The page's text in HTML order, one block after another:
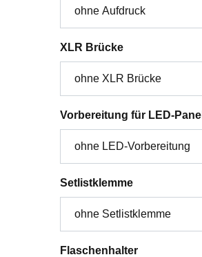
XLR Brückeauswählen
Vorbereitung für LED-Panel
Setlistklemmeauswählen
Flaschenhalterauswählen